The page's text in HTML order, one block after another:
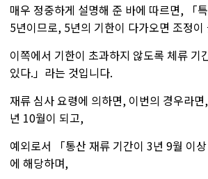
매우 정중하게 설명해 준 바에 따르면, 「
5년이므로, 5년의 기한이 다가오면 조정이
이쪽에서 기한이 초과하지 않도록 체류 기
있다.」라는 것입니다.
재류 심사 요령에 의하면, 이번의 경우라
년 10월이 되고,
예외로서 「통산 재류 기간이 3년 9월 이상
에 해당하며,